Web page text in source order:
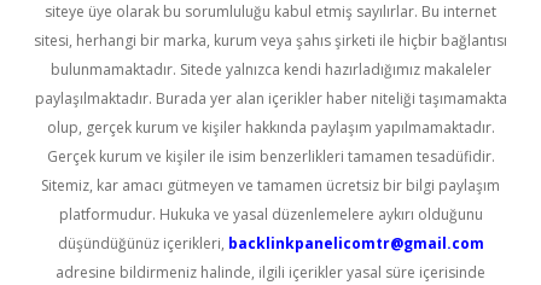
siteye üye olarak bu sorumluluğu kabul etmiş sayılırlar. Bu internet
sitesi, herhangi bir marka, kurum veya şahıs şirketi ile hiçbir bağlantısı
bulunmamaktadır. Sitede yalnızca kendi hazırladığımız makaleler
paylaşılmaktadır. Burada yer alan içerikler haber niteliği taşımamakta
olup, gerçek kurum ve kişiler hakkında paylaşım yapılmamaktadır.
Gerçek kurum ve kişiler ile isim benzerlikleri tamamen tesadüfidir.
Sitemiz, kar amacı gütmeyen ve tamamen ücretsiz bir bilgi paylaşım
platformudur. Hukuka ve yasal düzenlemelere aykırı olduğunu
düşündüğünüz içerikleri, backlinkpanelicomtr@gmail.com
adresine bildirmeniz halinde, ilgili içerikler yasal süre içerisinde